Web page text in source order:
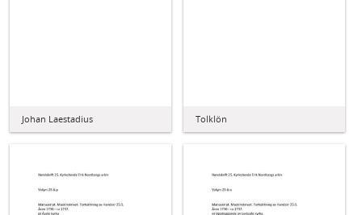
Johan Laestadius Tolklön